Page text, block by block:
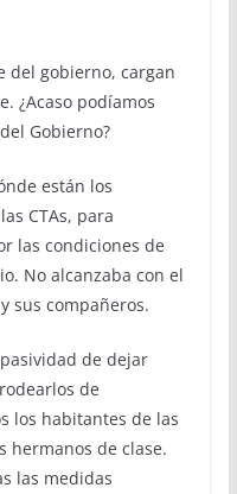
del gobierno, cargan
¿Acaso podíamos
Gobierno?
están los
CTAs, para
las condiciones de
No alcanzaba con el
sus compañeros.
de dejar
de
los habitantes de las
hermanos de clase.
las medidas